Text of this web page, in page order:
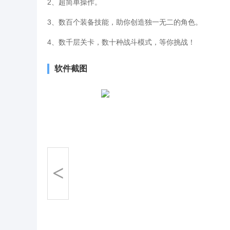
2、超简单操作。
3、数百个装备技能，助你创造独一无二的角色。
4、数千层关卡，数十种战斗模式，等你挑战！
软件截图
<